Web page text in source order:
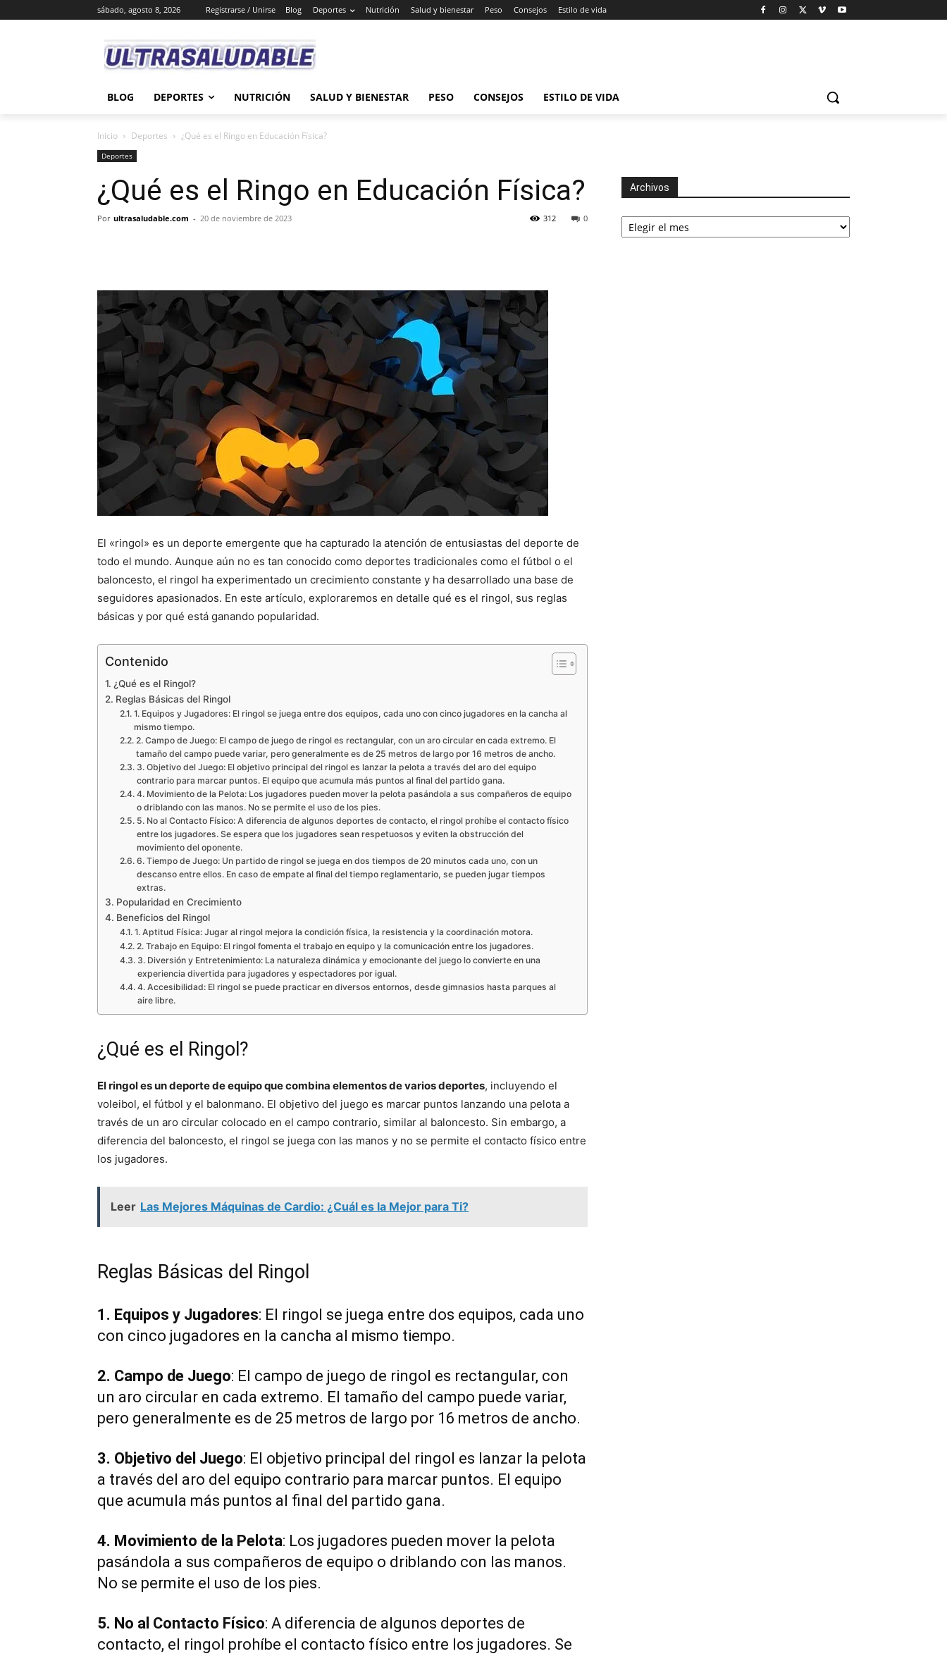
sábado, agosto 8, 2026 Registrarse / Unirse Blog Deportes Nutrición Salud y bienestar Peso Consejos Estilo de vida
BLOG DEPORTES NUTRICIÓN SALUD Y BIENESTAR PESO CONSEJOS ESTILO DE VIDA
Inicio Deportes ¿Qué es el Ringo en Educación Física?
Deportes
¿Qué es el Ringo en Educación Física?
Por ultrasaludable.com - 20 de noviembre de 2023 0
312
El «ringol» es un deporte emergente que ha capturado la atención de entusiastas del deporte de
todo el mundo. Aunque aún no es tan conocido como deportes tradicionales como el fútbol o el
baloncesto, el ringol ha experimentado un crecimiento constante y ha desarrollado una base de
seguidores apasionados. En este artículo, exploraremos en detalle qué es el ringol, sus reglas
básicas y por qué está ganando popularidad.
Contenido
¿Qué es el Ringol?
Reglas Básicas del Ringol
1. Equipos y Jugadores: El ringol se juega entre dos equipos, cada uno con cinco jugadores en la cancha al
mismo tiempo.
2. Campo de Juego: El campo de juego de ringol es rectangular, con un aro circular en cada extremo. El
tamaño del campo puede variar, pero generalmente es de 25 metros de largo por 16 metros de ancho.
3. Objetivo del Juego: El objetivo principal del ringol es lanzar la pelota a través del aro del equipo
contrario para marcar puntos. El equipo que acumula más puntos al final del partido gana.
4. Movimiento de la Pelota: Los jugadores pueden mover la pelota pasándola a sus compañeros de equipo
o driblando con las manos. No se permite el uso de los pies.
5. No al Contacto Físico: A diferencia de algunos deportes de contacto, el ringol prohíbe el contacto físico
entre los jugadores. Se espera que los jugadores sean respetuosos y eviten la obstrucción del
movimiento del oponente.
6. Tiempo de Juego: Un partido de ringol se juega en dos tiempos de 20 minutos cada uno, con un
descanso entre ellos. En caso de empate al final del tiempo reglamentario, se pueden jugar tiempos
extras.
Popularidad en Crecimiento
Beneficios del Ringol
1. Aptitud Física: Jugar al ringol mejora la condición física, la resistencia y la coordinación motora.
2. Trabajo en Equipo: El ringol fomenta el trabajo en equipo y la comunicación entre los jugadores.
3. Diversión y Entretenimiento: La naturaleza dinámica y emocionante del juego lo convierte en una
experiencia divertida para jugadores y espectadores por igual.
4. Accesibilidad: El ringol se puede practicar en diversos entornos, desde gimnasios hasta parques al
aire libre.
¿Qué es el Ringol?
El ringol es un deporte de equipo que combina elementos de varios deportes, incluyendo el
voleibol, el fútbol y el balonmano. El objetivo del juego es marcar puntos lanzando una pelota a
través de un aro circular colocado en el campo contrario, similar al baloncesto. Sin embargo, a
diferencia del baloncesto, el ringol se juega con las manos y no se permite el contacto físico entre
los jugadores.
Leer Las Mejores Máquinas de Cardio: ¿Cuál es la Mejor para Ti?
Reglas Básicas del Ringol
1. Equipos y Jugadores: El ringol se juega entre dos equipos, cada uno
con cinco jugadores en la cancha al mismo tiempo.
2. Campo de Juego: El campo de juego de ringol es rectangular, con
un aro circular en cada extremo. El tamaño del campo puede variar,
pero generalmente es de 25 metros de largo por 16 metros de ancho.
3. Objetivo del Juego: El objetivo principal del ringol es lanzar la pelota
a través del aro del equipo contrario para marcar puntos. El equipo
que acumula más puntos al final del partido gana.
4. Movimiento de la Pelota: Los jugadores pueden mover la pelota
pasándola a sus compañeros de equipo o driblando con las manos.
No se permite el uso de los pies.
5. No al Contacto Físico: A diferencia de algunos deportes de
contacto, el ringol prohíbe el contacto físico entre los jugadores. Se
Archivos
Archivos